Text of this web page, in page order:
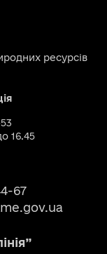
ресурсів
16.45
67